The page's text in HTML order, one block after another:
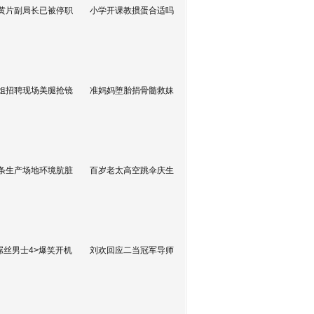
片副局长已被停职 小学开课教掼蛋合适吗
招聘现场美腿抢镜 准妈妈堕胎捐骨髓救妹
生产场地环境肮脏 百岁老太高空跳伞庆生
丝男士4>爆笑开机 刘欢回应二当冠军导师